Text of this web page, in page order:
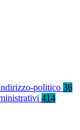
politico 36
414